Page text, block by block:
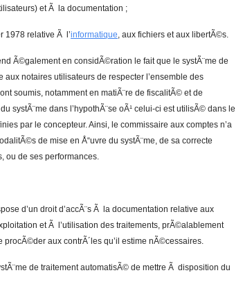
et Ã la documentation ;
1978 relative Ã l’informatique, aux fichiers et aux libertÃ©s.
Ã©galement en considÃ©ration le fait que le systÃ¨me de
notaires utilisateurs de respecter l’ensemble des
soumis, notamment en matiÃ¨re de fiscalitÃ© et de
systÃ¨me dans l’hypothÃ¨se oÃ¹ celui-ci est utilisÃ© dans le
par le concepteur. Ainsi, le commissaire aux comptes n’a
de mise en Å“uvre du systÃ¨me, de sa correcte
ou de ses performances.
d’un droit d’accÃ¨s Ã la documentation relative aux
et Ã l’utilisation des traitements, prÃ©alablement
aux contrÃ´les qu’il estime nÃ©cessaires.
de traitement automatisÃ© de mettre Ã disposition du